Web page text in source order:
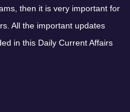
then it is very important for
All the important updates
in this Daily Current Affairs